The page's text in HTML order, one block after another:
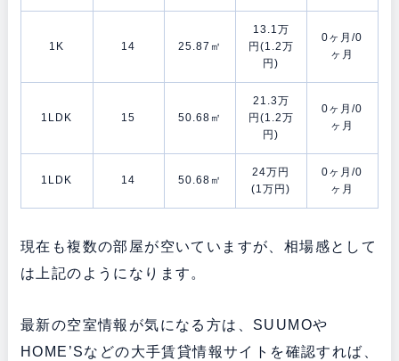
1K 14 25.87㎡
13.1万
円(1.2万
円)
0ヶ月/0
ヶ月
1LDK 15 50.68㎡
21.3万
円(1.2万
円)
0ヶ月/0
ヶ月
1LDK 14 50.68㎡
24万円
(1万円)
0ヶ月/0
ヶ月
現在も複数の部屋が空いていますが、相場感として
は上記のようになります。
最新の空室情報が気になる方は、SUUMOや
HOME’Sなどの大手賃貸情報サイトを確認すれば、